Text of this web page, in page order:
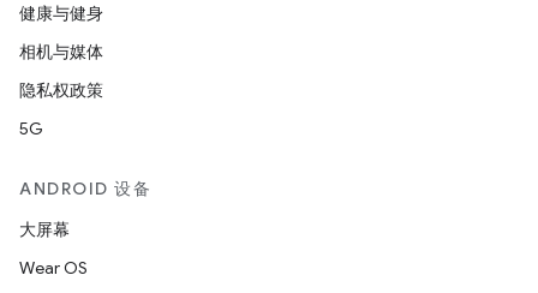
健康与健身
相机与媒体
隐私权政策
5G
ANDROID 设备
大屏幕
Wear OS